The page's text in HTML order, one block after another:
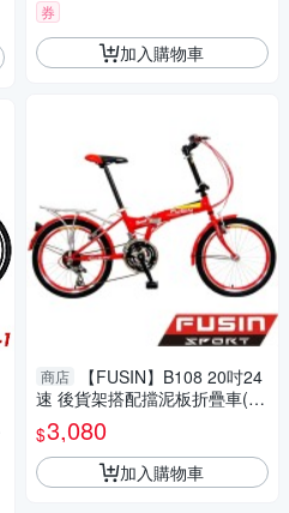
券
加入購物車
商店
【FUSIN】B108 20吋24
速 後貨架搭配擋泥板折疊車(重
新啟動你的便利生活 )
$3,080
加入購物車